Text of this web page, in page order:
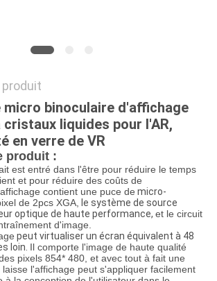
micro binoculaire d'affichage
liquides pour l'AR,
en verre de VR
produit :
est entré dans l'être pour réduire le temps
et pour réduire des coûts de
contient une puce de micro-
de 2pcs XGA, le système de source
optique de haute performance, et le circuit
d'image.
peut virtualiser un écran équivalent à 48
loin. Il comporte l'image de haute qualité
pixels 854* 480, et avec tout à fait une
l'affichage peut s'appliquer facilement